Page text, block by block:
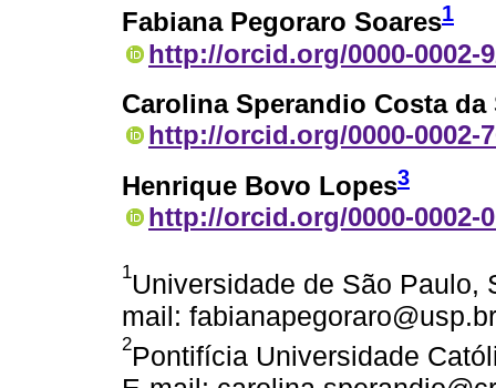
Fabiana Pegoraro Soares1
http://orcid.org/0000-0002-
Carolina Sperandio Costa da
http://orcid.org/0000-0002-
Henrique Bovo Lopes3
http://orcid.org/0000-0002-
1Universidade de São Paulo,
mail:
2Pontifícia Universidade